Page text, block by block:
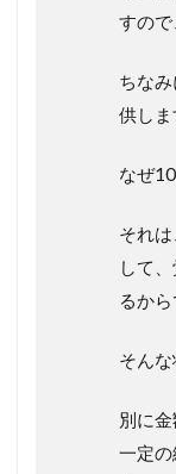
すので
ちな
供しま
なぜ
それ
して
るから
そん
別に
一定